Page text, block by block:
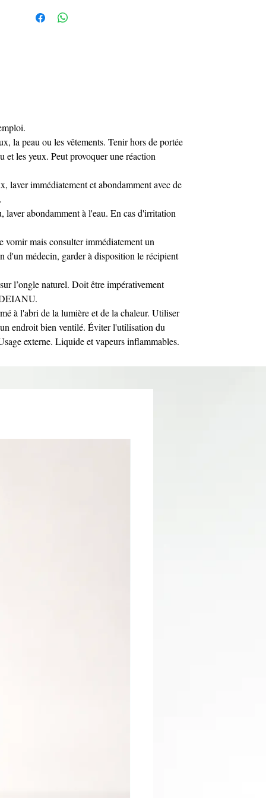
la peau ou les vêtements. Tenir hors de portée
et les yeux. Peut provoquer une réaction
laver immédiatement et abondamment avec de
laver abondamment à l'eau. En cas d'irritation
vomir mais consulter immédiatement un
d'un médecin, garder à disposition le récipient
l’ongle naturel. Doit être impérativement
à l'abri de la lumière et de la chaleur. Utiliser
endroit bien ventilé. Éviter l'utilisation du
externe. Liquide et vapeurs inflammables.